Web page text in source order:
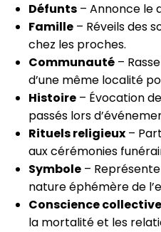
Défunts – Annonce le
Famille – Réveils des
chez les proches.
Communauté –
d’une même localité
Histoire – Évocation
passés lors
Rituels religieux –
aux cérémonies
Symbole –
nature éphémère de
Conscience collective
la mortalité et les